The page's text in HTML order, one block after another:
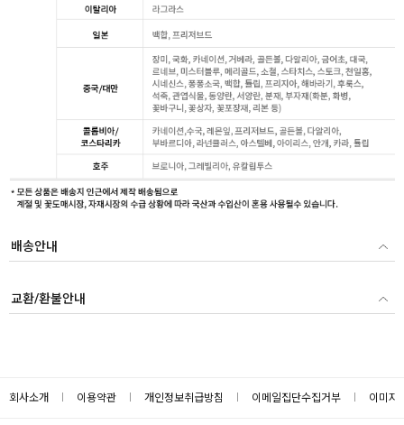
배송안내
교환/환불안내
회사소개 이용약관 개인정보취급방침 이메일집단수집거부 이미지